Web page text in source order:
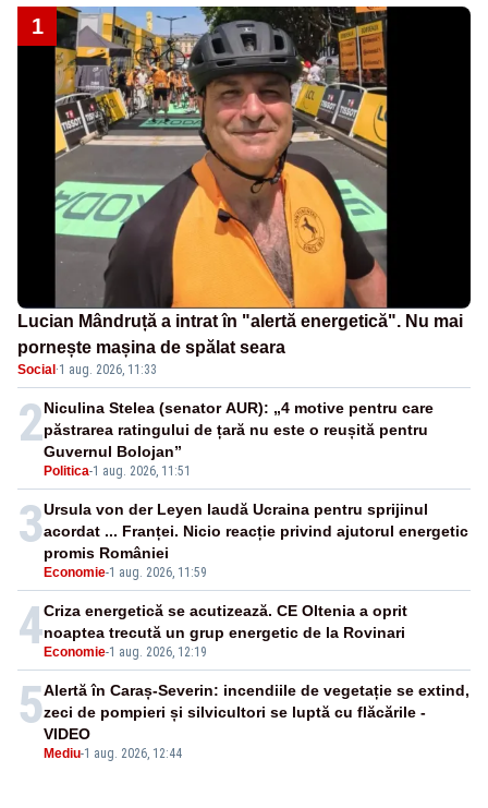
1
Lucian Mândruță a intrat în "alertă energetică". Nu mai
pornește mașina de spălat seara
Social ·1 aug. 2026, 11:33
2
Politica-1 aug. 2026, 11:51
Niculina Stelea (senator AUR): „4 motive pentru care
păstrarea ratingului de țară nu este o reușită pentru
Guvernul Bolojan”
3
Economie-1 aug. 2026, 11:59
Ursula von der Leyen laudă Ucraina pentru sprijinul
acordat ... Franței. Nicio reacție privind ajutorul energetic
promis României
4 Economie-1 aug. 2026, 12:19
Criza energetică se acutizează. CE Oltenia a oprit
noaptea trecută un grup energetic de la Rovinari
5
Mediu-1 aug. 2026, 12:44
Alertă în Caraș-Severin: incendiile de vegetație se extind,
zeci de pompieri și silvicultori se luptă cu flăcările -
VIDEO